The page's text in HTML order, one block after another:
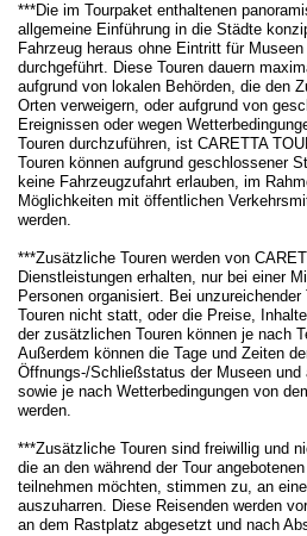
***Die im Tourpaket enthaltenen
allgemeine Einführung in die Städte
Fahrzeug heraus ohne Eintritt für
durchgeführt. Diese Touren dauern
aufgrund von lokalen Behörden, die den
Orten verweigern, oder aufgrund von
Ereignissen oder wegen
Touren durchzuführen, ist CARETTA
Touren können aufgrund geschlossener
keine Fahrzeugzufahrt erlauben, im
Möglichkeiten mit öffentlichen
werden.
***Zusätzliche Touren werden von
Dienstleistungen erhalten, nur bei einer
Personen organisiert. Bei
Touren nicht statt, oder die Preise,
der zusätzlichen Touren können je nach
Außerdem können die Tage und Zeiten
Öffnungs-/Schließstatus der Museen
sowie je nach Wetterbedingungen von
werden.
***Zusätzliche Touren sind freiwillig und
die an den während der Tour
teilnehmen möchten, stimmen zu, an
auszuharren. Diese Reisenden werden
an dem Rastplatz abgesetzt und nach